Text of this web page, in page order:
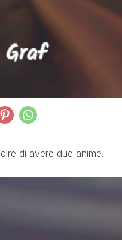
di avere due anime.